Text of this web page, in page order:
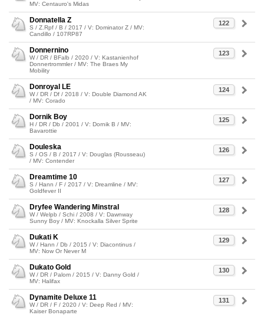
MV: Centauro's Midas
122
Donnatella Z
S / Z.Rpf / B / 2017 / V: Dominator Z / MV:
Candillo / 107RP87
123
Donnernino
W / DR / BFalb / 2020 / V: Kastanienhof
Donnertrommler / MV: The Braes My
Mobility
124
Donroyal LE
W / DR / Df / 2018 / V: Double Diamond AK
/ MV: Corado
125
Dornik Boy
H / DR / Db / 2001 / V: Dornik B / MV:
Bavarottie
126
Douleska
S / OS / B / 2017 / V: Douglas (Rousseau)
/ MV: Contender
127
Dreamtime 10
S / Hann / F / 2017 / V: Dreamline / MV:
Goldfever II
128
Dryfee Wandering Minstral
W / Welpb / Schi / 2008 / V: Dawnway
Sunny Boy / MV: Knockalla Silver Sprite
129
Dukati K
W / Hann / Db / 2015 / V: Diacontinus /
MV: Now Or Never M
130
Dukato Gold
W / DR / Palom / 2015 / V: Danny Gold /
MV: Halifax
131
Dynamite Deluxe 11
W / DR / F / 2020 / V: Deep Red / MV:
Kaiser Bonaparte